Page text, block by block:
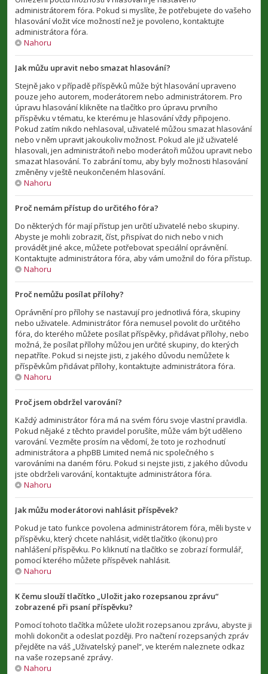
administrátorem fóra. Pokud si myslíte, že potřebujete do vašeho
hlasování vložit více možností než je povoleno, kontaktujte
administrátora fóra.
Nahoru
Jak můžu upravit nebo smazat hlasování?
Stejně jako v případě příspěvků může být hlasování upraveno
pouze jeho autorem, moderátorem nebo administrátorem. Pro
úpravu hlasování klikněte na tlačítko pro úpravu prvního
příspěvku v tématu, ke kterému je hlasování vždy připojeno.
Pokud zatím nikdo nehlasoval, uživatelé můžou smazat hlasování
nebo v něm upravit jakoukoliv možnost. Pokud ale již uživatelé
hlasovali, jen administrátoři nebo moderátoři můžou upravit nebo
smazat hlasování. To zabrání tomu, aby byly možnosti hlasování
změněny v ještě neukončeném hlasování.
Nahoru
Proč nemám přístup do určitého fóra?
Do některých fór mají přístup jen určití uživatelé nebo skupiny.
Abyste je mohli zobrazit, číst, přispívat do nich nebo v nich
provádět jiné akce, můžete potřebovat speciální oprávnění.
Kontaktujte administrátora fóra, aby vám umožnil do fóra přístup.
Nahoru
Proč nemůžu posílat přílohy?
Oprávnění pro přílohy se nastavují pro jednotlivá fóra, skupiny
nebo uživatele. Administrátor fóra nemusel povolit do určitého
fóra, do kterého můžete posílat příspěvky, přidávat přílohy, nebo
možná, že posílat přílohy můžou jen určité skupiny, do kterých
nepatříte. Pokud si nejste jisti, z jakého důvodu nemůžete k
příspěvkům přidávat přílohy, kontaktujte administrátora fóra.
Nahoru
Proč jsem obdržel varování?
Každý administrátor fóra má na svém fóru svoje vlastní pravidla.
Pokud nějaké z těchto pravidel porušíte, může vám být uděleno
varování. Vezměte prosím na vědomí, že toto je rozhodnutí
administrátora a phpBB Limited nemá nic společného s
varováními na daném fóru. Pokud si nejste jisti, z jakého důvodu
jste obdrželi varování, kontaktujte administrátora fóra.
Nahoru
Jak můžu moderátorovi nahlásit příspěvek?
Pokud je tato funkce povolena administrátorem fóra, měli byste v
příspěvku, který chcete nahlásit, vidět tlačítko (ikonu) pro
nahlášení příspěvku. Po kliknutí na tlačítko se zobrazí formulář,
pomocí kterého můžete příspěvek nahlásit.
Nahoru
K čemu slouží tlačítko „Uložit jako rozepsanou zprávu“
zobrazené při psaní příspěvku?
Pomocí tohoto tlačítka můžete uložit rozepsanou zprávu, abyste ji
mohli dokončit a odeslat později. Pro načtení rozepsaných zpráv
přejděte na váš „Uživatelský panel“, ve kterém naleznete odkaz
na vaše rozepsané zprávy.
Nahoru